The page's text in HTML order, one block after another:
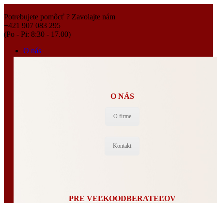
Potrebujete pomôcť ? Zavolajte nám
+421 907 083 295
(Po - Pi: 8:30 - 17.00)
O nás
O NÁS
O firme
Kontakt
PRE VEĽKOODBERATEĽOV